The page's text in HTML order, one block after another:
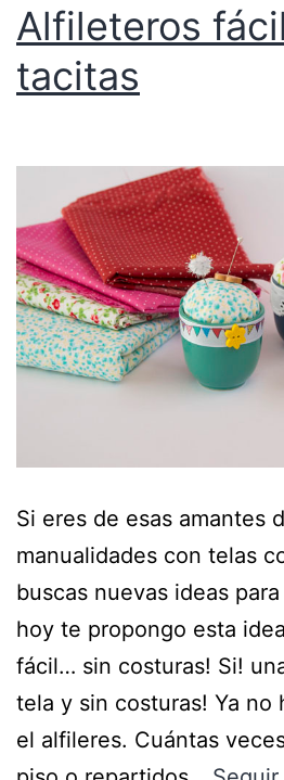
Alfileteros
tacitas
Si eres de esas amantes
manualidades con telas
buscas nuevas ideas
hoy te propongo esta
fácil… sin costuras! Si!
tela y sin costuras! Ya no
el alfileres. Cuántas